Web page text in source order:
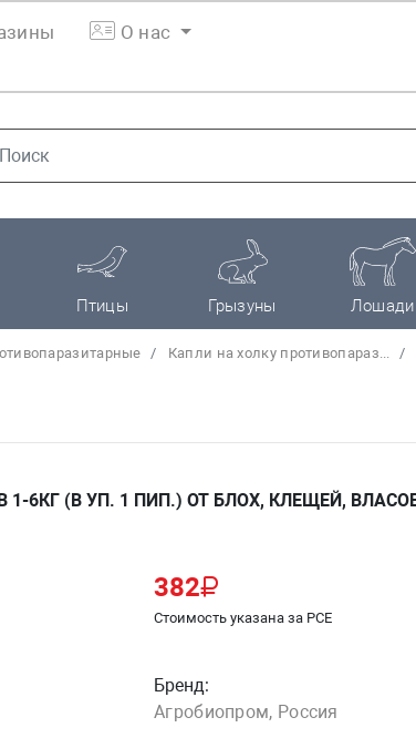
О нас
Птицы Грызуны Лошади
Капли на холку противопараз...
6КГ (В УП. 1 ПИП.) ОТ БЛОХ, КЛЕЩЕЙ,
382
Стоимость указана за PCE
Бренд:
Агробиопром, Россия